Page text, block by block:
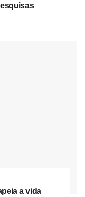
— Foto:
a vida